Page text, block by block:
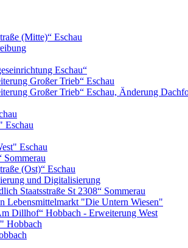
(Mitte)“ Eschau
Eschau“
Großer Trieb“ Eschau
Großer Trieb“ Eschau, Änderung
Eschau
Eschau
Sommerau
(Ost)“ Eschau
und Digitalisierung
Staatsstraße St 2308“ Sommerau
Lebensmittelmarkt "Die Untern Wiesen"
Dillhof“ Hobbach - Erweiterung West
Hobbach